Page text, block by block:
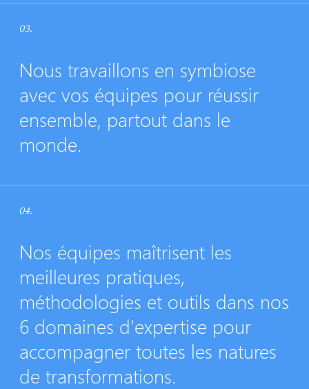
03.
Nous travaillons en symbiose
avec vos équipes pour réussir
ensemble, partout dans le
monde.
04.
Nos équipes maîtrisent les
meilleures pratiques,
méthodologies et outils dans nos
6 domaines d'expertise pour
accompagner toutes les natures
de transformations.